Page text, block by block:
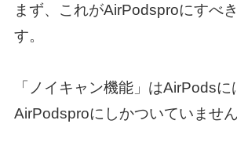
まず、これがAirPodsproにすべ
す。
「ノイキャン機能」はAirPodsに
AirPodsproにしかついていません